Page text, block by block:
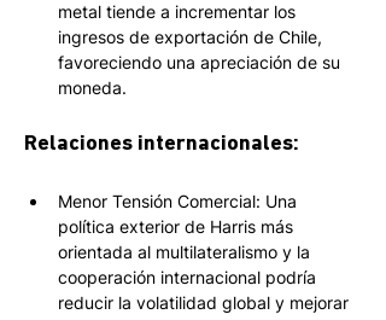
metal tiende a incrementar los
ingresos de exportación de Chile,
favoreciendo una apreciación de su
moneda.
Relaciones internacionales:
Menor Tensión Comercial: Una
política exterior de Harris más
orientada al multilateralismo y la
cooperación internacional podría
reducir la volatilidad global y mejorar